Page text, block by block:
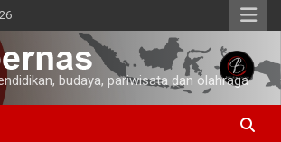
budaya, pariwisata dan olahraga